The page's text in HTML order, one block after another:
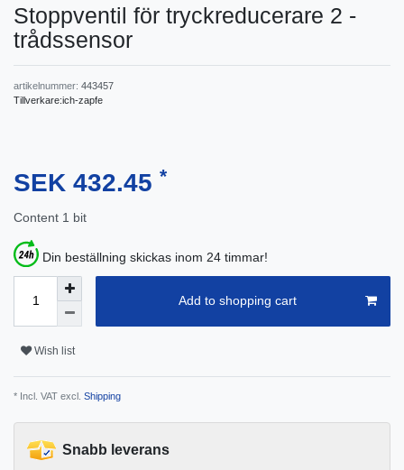
Stoppventil för tryckreducerare 2 -
trådssensor
artikelnummer: 443457
Tillverkare:ich-zapfe
SEK 432.45 *
Content 1 bit
Din beställning skickas inom 24 timmar!
Add to shopping cart
Wish list
* Incl. VAT excl. Shipping
Snabb leverans